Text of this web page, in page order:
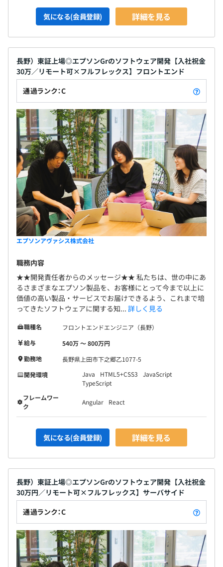
気になる(会員登録) 詳細を見る
長野）東証上場◎エプソンGrのソフトウェア開発【入社祝金
30万／リモート可×フルフレックス】フロントエンド
通過ランク：C
エプソンアヴァシス株式会社
職務内容
★★開発責任者からのメッセージ★★ 私たちは、世の中にあ
るさまざまなエプソン製品を、お客様にとって今まで以上に
価値の高い製品・サービスでお届けできるよう、これまで培
ってきたソフトウェアに関する知... 詳しく見る
職種名
フロントエンドエンジニア（長野）
給与
540万 〜 800万円
勤務地
長野県上田市下之郷乙1077-5
開発環境
Java HTML5+CSS3
JavaScript
TypeScript
フレームワー
ク
Angular React
気になる(会員登録) 詳細を見る
長野）東証上場◎エプソンGrのソフトウェア開発【入社祝金
30万円／リモート可×フルフレックス】サーバサイド
通過ランク：C